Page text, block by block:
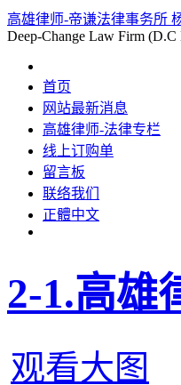
高雄律师-帝谦法律事务所
Deep-Change Law Firm
首页
网站最新消息
高雄律师-法律专栏
线上订购单
留言板
联络我们
正體中文
2-1.高雄
观看大图